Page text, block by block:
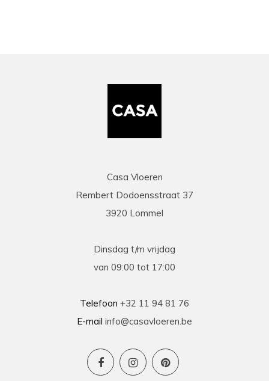
Casa Vloeren
Rembert Dodoensstraat 37
3920 Lommel
Dinsdag t/m vrijdag
van 09:00 tot 17:00
Telefoon +32 11 94 81 76
E-mail info@casavloeren.be